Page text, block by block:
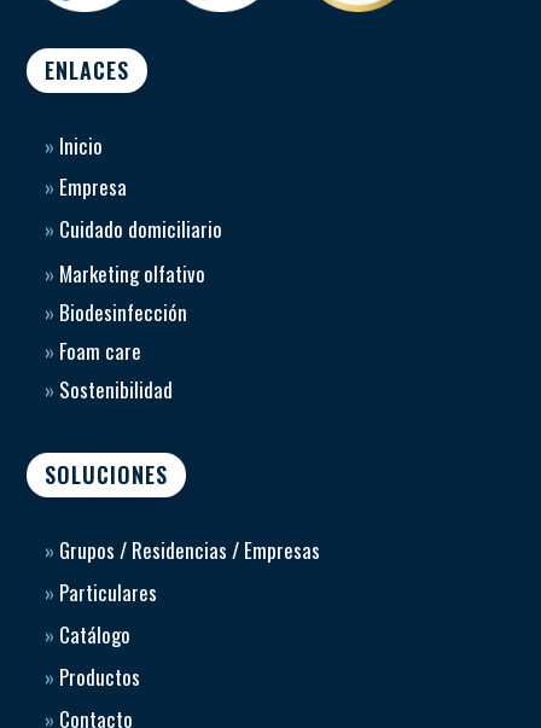
ENLACES
» Inicio
» Empresa
» Cuidado domiciliario
» Marketing olfativo
» Biodesinfección
» Foam care
» Sostenibilidad
SOLUCIONES
» Grupos / Residencias / Empresas
» Particulares
» Catálogo
» Productos
» Contacto